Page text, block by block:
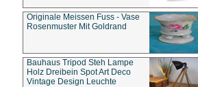
Originale Meissen Fuss - Vase
Rosenmuster Mit Goldrand
Bauhaus Tripod Steh Lampe
Holz Dreibein Spot Art Deco
Vintage Design Leuchte